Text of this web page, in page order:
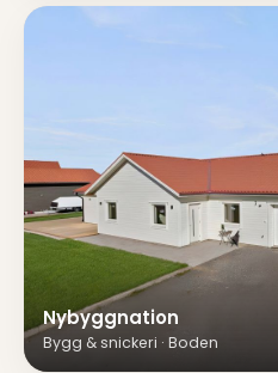
Nybyggnation
Bygg & snickeri · Boden